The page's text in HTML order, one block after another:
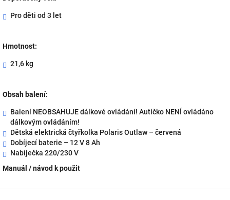
Pro děti od 3 let
Hmotnost:
21,6 kg
Obsah balení:
Balení NEOBSAHUJE dálkové ovládání! Autíčko NENÍ ovládáno
dálkovým ovládáním!
Dětská elektrická čtyřkolka Polaris Outlaw – červená
Dobíjecí baterie – 12 V 8 Ah
Nabíječka 220/230 V
Manuál / návod k použit